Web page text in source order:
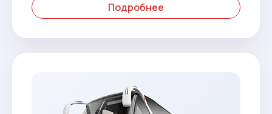
Подробнее